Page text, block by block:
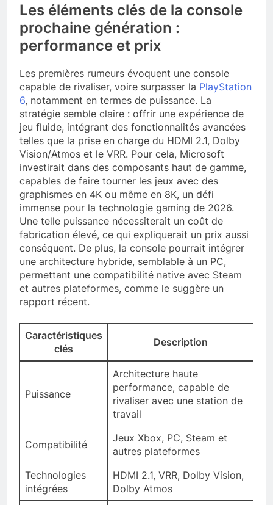
Les éléments clés de la console
prochaine génération :
performance et prix
Les premières rumeurs évoquent une console
capable de rivaliser, voire surpasser la PlayStation
6, notamment en termes de puissance. La
stratégie semble claire : offrir une expérience de
jeu fluide, intégrant des fonctionnalités avancées
telles que la prise en charge du HDMI 2.1, Dolby
Vision/Atmos et le VRR. Pour cela, Microsoft
investirait dans des composants haut de gamme,
capables de faire tourner les jeux avec des
graphismes en 4K ou même en 8K, un défi
immense pour la technologie gaming de 2026.
Une telle puissance nécessiterait un coût de
fabrication élevé, ce qui expliquerait un prix aussi
conséquent. De plus, la console pourrait intégrer
une architecture hybride, semblable à un PC,
permettant une compatibilité native avec Steam
et autres plateformes, comme le suggère un
rapport récent.
Caractéristiques
clés
Description
Puissance
Architecture haute
performance, capable de
rivaliser avec une station de
travail
Compatibilité
Jeux Xbox, PC, Steam et
autres plateformes
Technologies
intégrées
HDMI 2.1, VRR, Dolby Vision,
Dolby Atmos